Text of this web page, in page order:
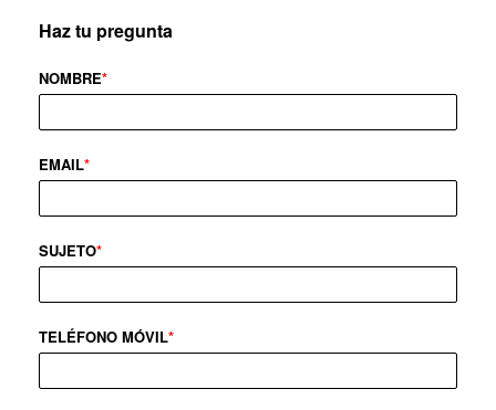
Haz tu pregunta
NOMBRE*
EMAIL*
SUJETO*
TELÉFONO MÓVIL*